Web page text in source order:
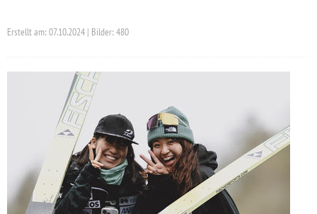
Erstellt am: 07.10.2024 | Bilder: 480